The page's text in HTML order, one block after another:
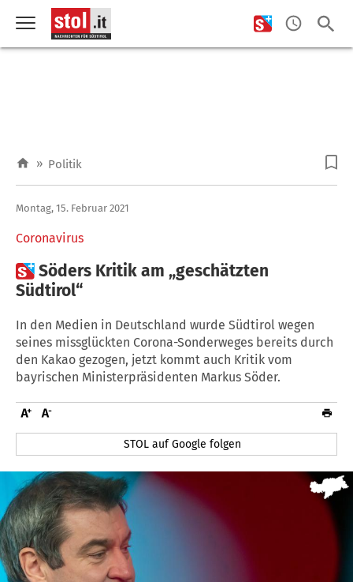
» Politik
Coronavirus
Montag, 15. Februar 2021
Söders Kritik am „geschätzten
Südtirol“
In den Medien in Deutschland wurde Südtirol wegen
seines missglückten Corona-Sonderweges bereits durch
den Kakao gezogen, jetzt kommt auch Kritik vom
bayrischen Ministerpräsidenten Markus Söder.
STOL auf Google folgen